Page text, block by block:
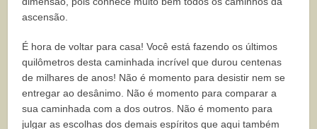
ascensão.
É hora de voltar para casa! Você está fazendo os últimos
quilômetros desta caminhada incrível que durou centenas
de milhares de anos! Não é momento para desistir nem se
entregar ao desânimo. Não é momento para comparar a
sua caminhada com a dos outros. Não é momento para
julgar as escolhas dos demais espíritos que aqui também